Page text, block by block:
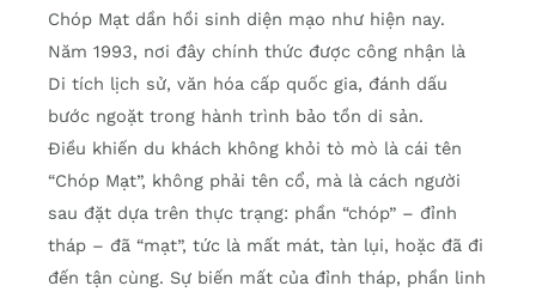
Chóp Mạt dần hồi sinh diện mạo như hiện nay.
Năm 1993, nơi đây chính thức được công nhận là
Di tích lịch sử, văn hóa cấp quốc gia, đánh dấu
bước ngoặt trong hành trình bảo tồn di sản.
Điều khiến du khách không khỏi tò mò là cái tên
“Chóp Mạt”, không phải tên cổ, mà là cách người
sau đặt dựa trên thực trạng: phần “chóp” – đỉnh
tháp – đã “mạt”, tức là mất mát, tàn lụi, hoặc đã đi
đến tận cùng. Sự biến mất của đỉnh tháp, phần linh